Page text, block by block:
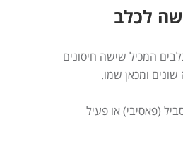
לכלב
המכיל שישה חיסונים
ומכאן שמו.
(פאסיבי) או פעיל